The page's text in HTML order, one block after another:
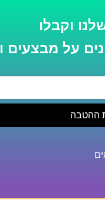
וקבלו
על מבצעים
ההטבה